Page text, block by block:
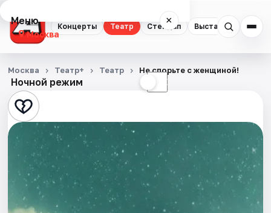
Концерты Театр Стендап Выставки
Меню ×
Москва
Концерты
Театр
Стендап
Выставки
Квесты
Экскурсии
Ночной режим ☾
Москва Театр+ Театр Не спорьте с женщиной!